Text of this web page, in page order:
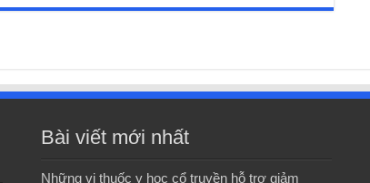
Bài viết mới nhất
Những vị thuốc y học cổ truyền hỗ trợ giảm